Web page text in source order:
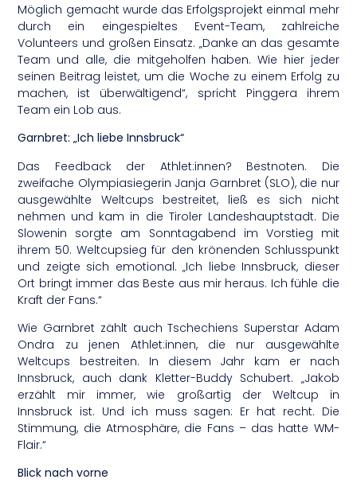
Möglich gemacht wurde das Erfolgsprojekt einmal mehr
durch ein eingespieltes Event-Team, zahlreiche
Volunteers und großen Einsatz. „Danke an das gesamte
Team und alle, die mitgeholfen haben. Wie hier jeder
seinen Beitrag leistet, um die Woche zu einem Erfolg zu
machen, ist überwältigend“, spricht Pinggera ihrem
Team ein Lob aus.
Garnbret: „Ich liebe Innsbruck“
Das Feedback der Athlet:innen? Bestnoten. Die
zweifache Olympiasiegerin Janja Garnbret (SLO), die nur
ausgewählte Weltcups bestreitet, ließ es sich nicht
nehmen und kam in die Tiroler Landeshauptstadt. Die
Slowenin sorgte am Sonntagabend im Vorstieg mit
ihrem 50. Weltcupsieg für den krönenden Schlusspunkt
und zeigte sich emotional. „Ich liebe Innsbruck, dieser
Ort bringt immer das Beste aus mir heraus. Ich fühle die
Kraft der Fans.“
Wie Garnbret zählt auch Tschechiens Superstar Adam
Ondra zu jenen Athlet:innen, die nur ausgewählte
Weltcups bestreiten. In diesem Jahr kam er nach
Innsbruck, auch dank Kletter-Buddy Schubert. „Jakob
erzählt mir immer, wie großartig der Weltcup in
Innsbruck ist. Und ich muss sagen: Er hat recht. Die
Stimmung, die Atmosphäre, die Fans – das hatte WM-
Flair.“
Blick nach vorne